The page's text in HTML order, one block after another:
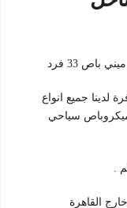
33 فرد
لدينا جميع انواع
ميكروباص سياحي
.
القاهرة